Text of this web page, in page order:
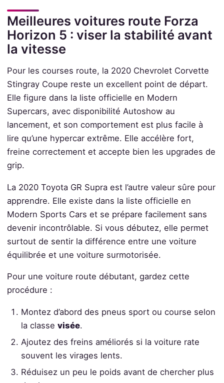
Meilleures voitures route Forza
Horizon 5 : viser la stabilité avant
la vitesse
Pour les courses route, la 2020 Chevrolet Corvette
Stingray Coupe reste un excellent point de départ.
Elle figure dans la liste officielle en Modern
Supercars, avec disponibilité Autoshow au
lancement, et son comportement est plus facile à
lire qu’une hypercar extrême. Elle accélère fort,
freine correctement et accepte bien les upgrades de
grip.
La 2020 Toyota GR Supra est l’autre valeur sûre pour
apprendre. Elle existe dans la liste officielle en
Modern Sports Cars et se prépare facilement sans
devenir incontrôlable. Si vous débutez, elle permet
surtout de sentir la différence entre une voiture
équilibrée et une voiture surmotorisée.
Pour une voiture route débutant, gardez cette
procédure :
Montez d’abord des pneus sport ou course selon
la classevisée.
Ajoutez des freins améliorés si la voiture rate
souvent les virages lents.
Réduisez un peu le poids avant de chercher plus